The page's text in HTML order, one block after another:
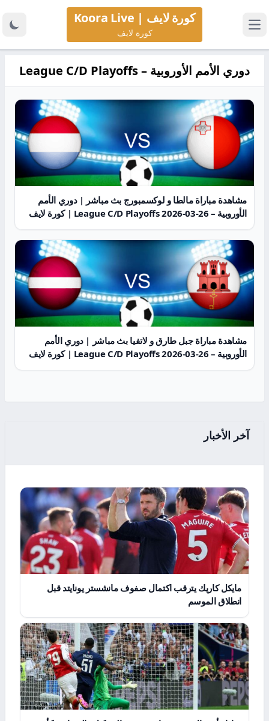
كورة لايف | Koora Live
كورة لايف
دوري الأمم الأوروبية – League C/D Playoffs
مشاهدة مباراة مالطا و لوكسمبورج بث مباشر | دوري الأمم
الأوروبية – League C/D Playoffs 2026-03-26 | كورة لايف
مشاهدة مباراة جبل طارق و لاتفيا بث مباشر | دوري الأمم
الأوروبية – League C/D Playoffs 2026-03-26 | كورة لايف
آخر الأخبار
مايكل كاريك يترقب اكتمال صفوف مانشستر يونايتد قبل
انطلاق الموسم